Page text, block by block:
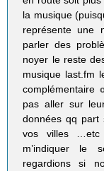
la musique
représente une
parler des
noyer le reste
musique last.fm
complémentaire
pas aller sur
données qq part
vos villes
m’indiquer le
regardions si